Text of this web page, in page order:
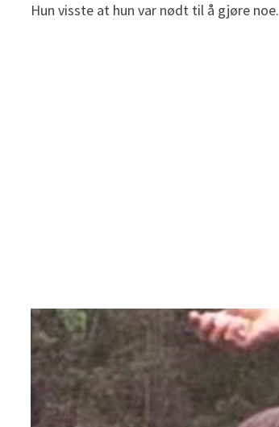
Hun visste at hun var nødt til å gjøre noe.